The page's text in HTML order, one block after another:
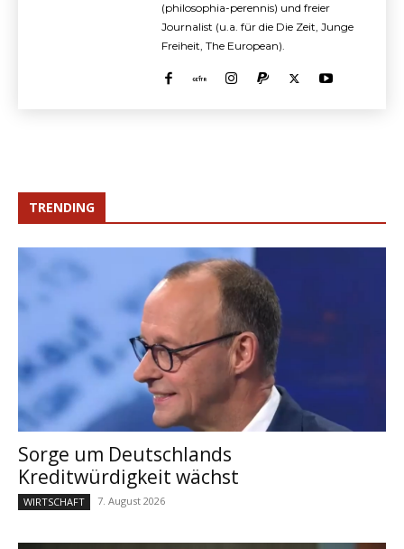
(philosophia-perennis) und freier
Journalist (u.a. für die Die Zeit, Junge
Freiheit, The European).
TRENDING
Sorge um Deutschlands
Kreditwürdigkeit wächst
WIRTSCHAFT 7. August 2026